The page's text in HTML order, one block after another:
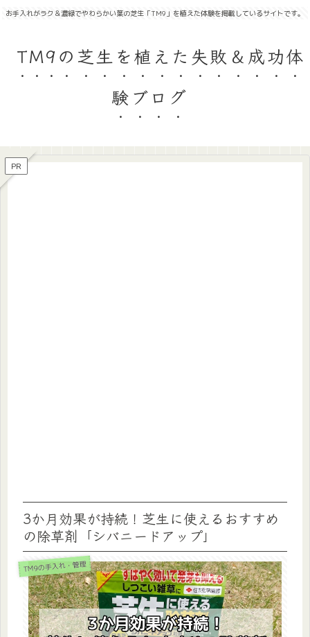
お手入れがラク＆濃緑でやわらかい葉の芝生「TM9」を植えた体験を掲載しているサイトです。
TM9の芝生を植えた失敗＆成功体
験ブログ
PR
3か月効果が持続！芝生に使えるおすすめ
の除草剤「シバニードアップ」
TM9の手入れ・管理